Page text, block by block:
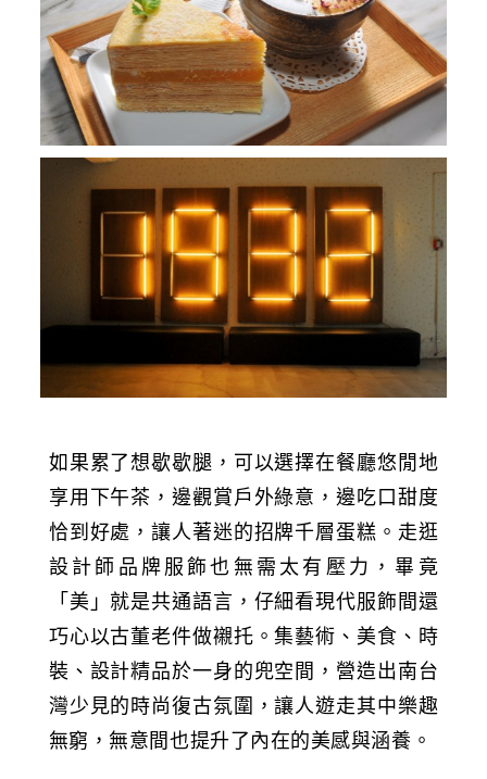
如果累了想歇歇腿，可以選擇在餐廳悠閒地
享用下午茶，邊觀賞戶外綠意，邊吃口甜度
恰到好處，讓人著迷的招牌千層蛋糕。走逛
設計師品牌服飾也無需太有壓力，畢竟
「美」就是共通語言，仔細看現代服飾間還
巧心以古董老件做襯托。集藝術、美食、時
裝、設計精品於一身的兜空間，營造出南台
灣少見的時尚復古氛圍，讓人遊走其中樂趣
無窮，無意間也提升了內在的美感與涵養。